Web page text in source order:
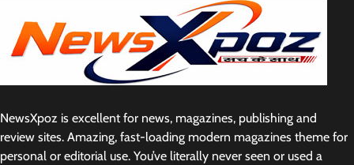
NewsXpoz is excellent for news, magazines, publishing and
review sites. Amazing, fast-loading modern magazines theme for
personal or editorial use. You’ve literally never seen or used a